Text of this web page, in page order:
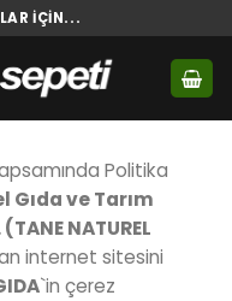
İÇIN...
Politika
Gıda ve Tarım
(TANE NATUREL
internet sitesini
`in çerez